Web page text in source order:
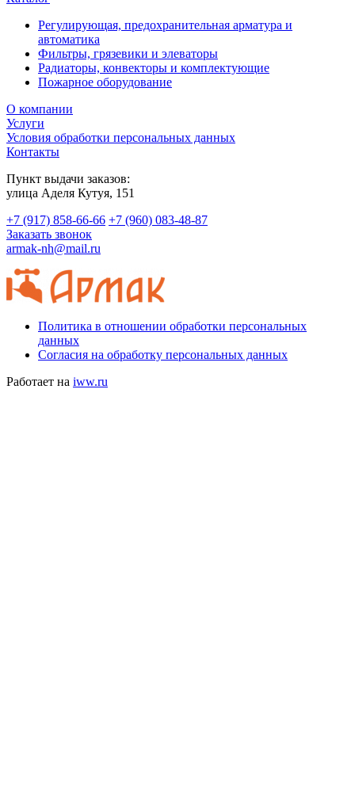
Регулирующая, предохранительная арматура и
автоматика
Фильтры, грязевики и элеваторы
Радиаторы, конвекторы и комплектующие
Пожарное оборудование
О компании
Услуги
Условия обработки персональных данных
Контакты
Пункт выдачи заказов:
​улица Аделя Кутуя, 151
+7 (917) 858-66-66 +7 (960) 083-48-87
Заказать звонок
armak-nh@mail.ru
Политика в отношении обработки персональных
данных
Согласия на обработку персональных данных
Работает на iww.ru